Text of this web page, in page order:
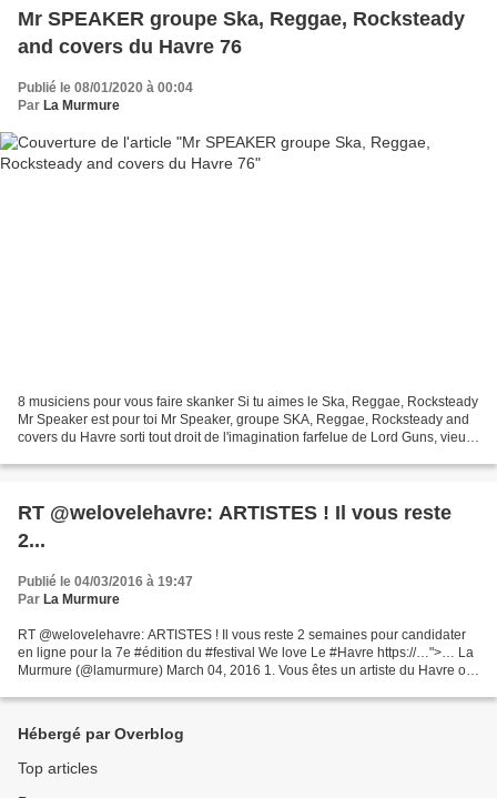
Mr SPEAKER groupe Ska, Reggae, Rocksteady
and covers du Havre 76
Publié le 08/01/2020 à 00:04
Par La Murmure
8 musiciens pour vous faire skanker Si tu aimes le Ska, Reggae, Rocksteady
Mr Speaker est pour toi Mr Speaker, groupe SKA, Reggae, Rocksteady and
covers du Havre sorti tout droit de l'imagination farfelue de Lord Guns, vieux
RT @welovelehavre: ARTISTES ! Il vous reste
2...
Publié le 04/03/2016 à 19:47
Par La Murmure
RT @welovelehavre: ARTISTES ! Il vous reste 2 semaines pour candidater
en ligne pour la 7e #édition du #festival We love Le #Havre https://…">… La
Murmure (@lamurmure) March 04, 2016 1. Vous êtes un artiste du Havre ou
Hébergé par Overblog
Top articles